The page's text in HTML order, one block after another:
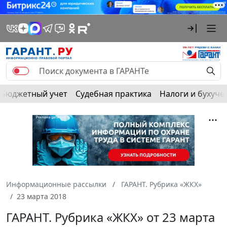
Бюджетный учет Судебная практика Налоги и
Информационные рассылки
ГАРАНТ. Рубрика «ЖКХ»
23 марта 2018
ГАРАНТ. Рубрика «ЖКХ» от 23 марта